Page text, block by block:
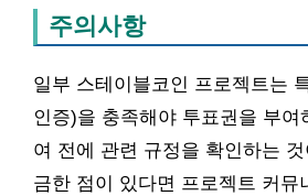
주의사항
일부 스테이블코인 프로젝트는
인증)을 충족해야 투표권을 부여
여 전에 관련 규정을 확인하는
금한 점이 있다면 프로젝트 커뮤